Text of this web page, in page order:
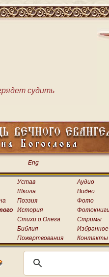
судить
Eng
Устав
Аудио
Школа
Видео
Поэзия
Фото
История
Стихи о.Олега
Стримы
Библия
Избранное
Пожертвования Контакты